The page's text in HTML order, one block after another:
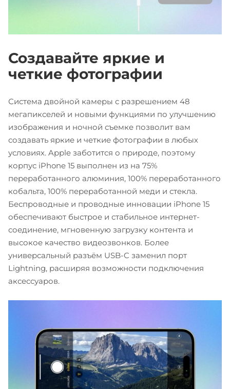
Создавайте яркие и
четкие фотографии
Система двойной камеры с разрешением 48
мегапикселей и новыми функциями по улучшению
изображения и ночной съемке позволит вам
создавать яркие и четкие фотографии в любых
условиях. Apple заботится о природе, поэтому
корпус iPhone 15 выполнен из на 75%
переработанного алюминия, 100% переработанного
кобальта, 100% переработанной меди и стекла.
Беспроводные и проводные инновации iPhone 15
обеспечивают быстрое и стабильное интернет-
соединение, мгновенную загрузку контента и
высокое качество видеозвонков. Более
универсальный разъём USB-C заменил порт
Lightning, расширяя возможности подключения
аксессуаров.